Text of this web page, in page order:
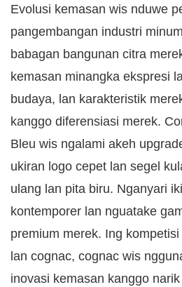
Evolusi kemasan wis nduwe
pangembangan industri
babagan bangunan citra
kemasan minangka ekspresi
budaya, lan karakteristik
kanggo diferensiasi merek.
Bleu wis ngalami akeh
ukiran logo cepet lan segel
ulang lan pita biru. Nganyari
kontemporer lan nguatake
premium merek. Ing
lan cognac, cognac wis
inovasi kemasan kanggo